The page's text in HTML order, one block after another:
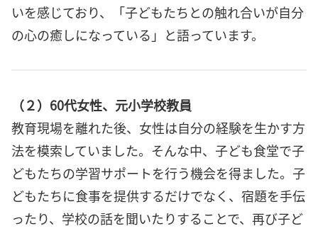
いを感じており、「子どもたちとの触れ合いが自分
の心の癒しになっている」と語っています。
（２）60代女性、元小学校教員
教育現場を離れた後、女性は自分の経験を生かす方
法を模索していました。そんな中、子ども食堂で子
どもたちの学習サポートを行う機会を得ました。子
どもたちに食事を提供するだけでなく、宿題を手伝
ったり、学校の話を聞いたりすることで、再び子ど